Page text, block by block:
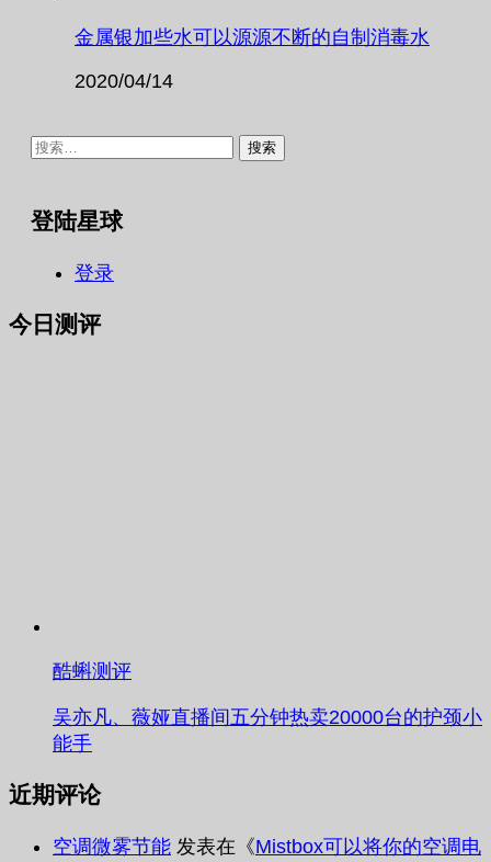
金属银加些水可以源源不断的自制消毒水
2020/04/14
搜
登陆星球
登录
今日测评
酷蝌测评
吴亦凡、薇娅直播间五分钟热卖20000台的护颈小
能手
近期评论
空调微雾节能 发表在《Mistbox可以将你的空调电